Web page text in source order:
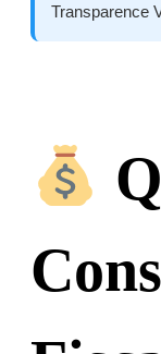
Transparence